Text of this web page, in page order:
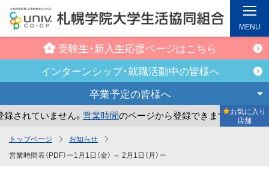
受験生・新入生応援ページはこちら
インターンシップ・就職活動中の皆様へ
卒業予定の皆様へ
れていません。営業時間のページから登録できます。 ま
お気に入り
店舗
MENU
トップページ
お知らせ
営業時間表（PDF）ー1月1日（金） ～ 2月1日（月）ー